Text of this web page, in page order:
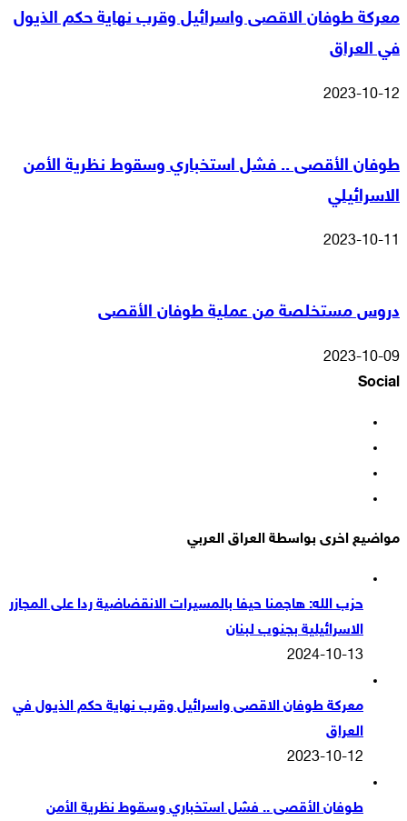
معركة طوفان الاقصى واسرائيل وقرب نهاية حكم الذيول
في العراق
2023-10-12
طوفان الأقصى .. فشل استخباري وسقوط نظرية الأمن
الاسرائيلي
2023-10-11
دروس مستخلصة من عملية طوفان الأقصى
2023-10-09
Social
مواضيع اخرى بواسطة العراق العربي
حزب الله: هاجمنا حيفا بالمسيرات الانقضاضية ردا على المجازر
الاسرائيلية بجنوب لبنان
2024-10-13
معركة طوفان الاقصى واسرائيل وقرب نهاية حكم الذيول في
العراق
2023-10-12
طوفان الأقصى .. فشل استخباري وسقوط نظرية الأمن